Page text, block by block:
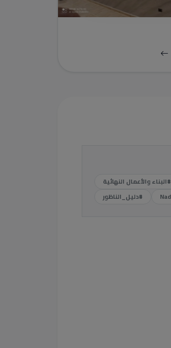
#البناء والأعمال النهائية
#دليل_الناظور